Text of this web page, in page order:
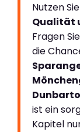
Nutzen
Qualität
Fragen
die
ist ein
Kapitel